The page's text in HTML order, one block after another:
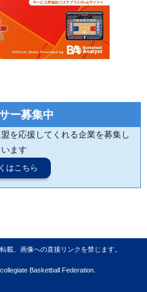
ー募集中
を応援してくれる企業を募集し
ます
はこちら
載、画像への直接リンクを禁じます。
Basketball Federation.